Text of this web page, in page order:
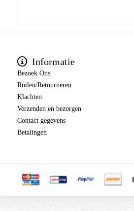
Informatie
Bezoek Ons
Ruilen/Retourneren
Klachten
Verzenden en bezorgen
Contact gegevens
Betalingen